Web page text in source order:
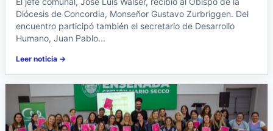
Diócesis de Concordia, Monseñor Gustavo Zurbriggen. Del
encuentro participó también el secretario de Desarrollo
Humano, Juan Pablo...
Leer noticia →